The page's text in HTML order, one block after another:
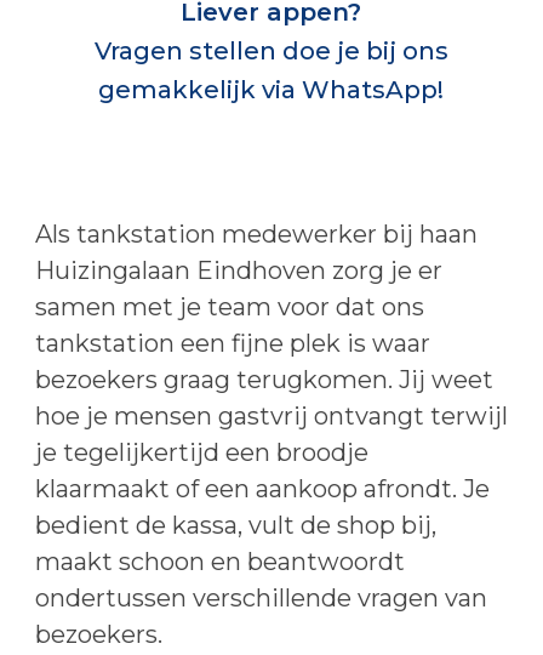
Liever appen?
Vragen stellen doe je bij ons
gemakkelijk via WhatsApp!
Als tankstation medewerker bij haan
Huizingalaan Eindhoven zorg je er
samen met je team voor dat ons
tankstation een fijne plek is waar
bezoekers graag terugkomen. Jij weet
hoe je mensen gastvrij ontvangt terwijl
je tegelijkertijd een broodje
klaarmaakt of een aankoop afrondt. Je
bedient de kassa, vult de shop bij,
maakt schoon en beantwoordt
ondertussen verschillende vragen van
bezoekers.